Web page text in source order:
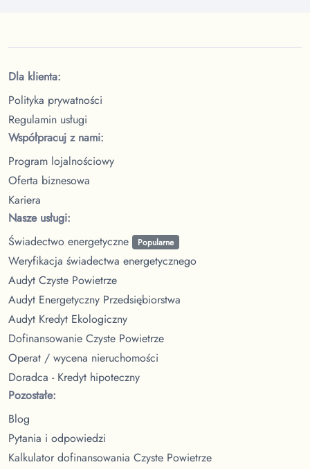
Dla klienta:
Polityka prywatności
Regulamin usługi
Współpracuj z nami:
Program lojalnościowy
Oferta biznesowa
Kariera
Nasze usługi:
Świadectwo energetyczne
Popularne
Weryfikacja świadectwa energetycznego
Audyt Czyste Powietrze
Audyt Energetyczny Przedsiębiorstwa
Audyt Kredyt Ekologiczny
Dofinansowanie Czyste Powietrze
Operat / wycena nieruchomości
Doradca - Kredyt hipoteczny
Pozostałe:
Blog
Pytania i odpowiedzi
Kalkulator dofinansowania Czyste Powietrze